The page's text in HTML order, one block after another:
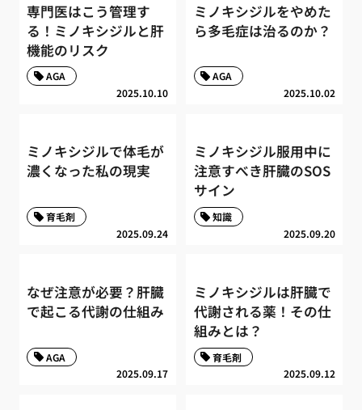
専門医はこう管理す
る！ミノキシジルと肝
機能のリスク
2025.10.10
AGA
ミノキシジルをやめた
ら多毛症は治るのか？
2025.10.02
AGA
ミノキシジルで体毛が
濃くなった私の現実
2025.09.24
育毛剤
ミノキシジル服用中に
注意すべき肝臓のSOS
サイン
2025.09.20
知識
なぜ注意が必要？肝臓
で起こる代謝の仕組み
2025.09.17
AGA
ミノキシジルは肝臓で
代謝される薬！その仕
組みとは？
2025.09.12
育毛剤